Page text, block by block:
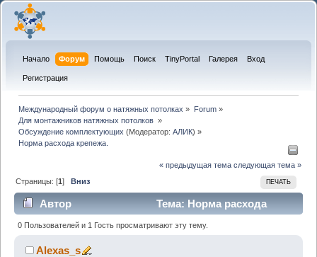
Начало Форум Помощь Поиск TinyPortal Галерея Вход
Регистрация
Международный форум о натяжных потолках » Forum»
Для монтажников натяжных потолков »
Обсуждение комплектующих (Модератор:АЛИК) »
Норма расхода крепежа.
« предыдущая тема следующая тема »
ПЕЧАТЬ
Страницы: [1]Вниз
Автор
Тема: Норма расхода
крепежа. (Прочитано 15287 раз)
0 Пользователей и 1 Гость просматривают эту тему.
Alexas_s